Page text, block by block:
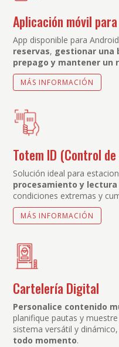
Aplicación móvil
App disponible para
reservas, gestionar una
prepago y mantener un
MÁS INFORMACIÓN
Totem ID (Control
Solución ideal para
procesamiento y
condiciones extremas y
MÁS INFORMACIÓN
Cartelería Digital
Personalice contenido
planifique pautas y
sistema versátil y
todo momento.